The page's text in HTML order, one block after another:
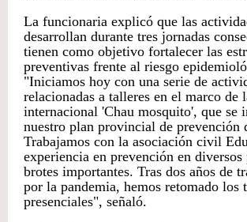
La funcionaria explicó que las
desarrollan durante tres jornadas
tienen como objetivo fortalecer las
preventivas frente al riesgo
"Iniciamos hoy con una serie de
relacionadas a talleres en el marco de
internacional 'Chau mosquito', que se
nuestro plan provincial de prevención
Trabajamos con la asociación civil
experiencia en prevención en diversos
brotes importantes. Tras dos años de
por la pandemia, hemos retomado los
presenciales", señaló.